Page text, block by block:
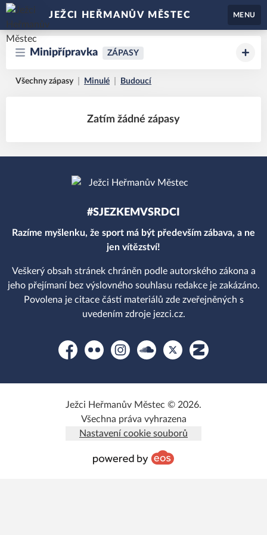
JEŽCI HEŘMANŮV MĚSTEC MENU
Minipřípravka ZÁPASY
Všechny zápasy Minulé Budoucí
Zatím žádné zápasy
#SJEZKEMVSRDCI
Razíme myšlenku, že sport má být především zábava, a ne
jen vítězství!
Veškerý obsah stránek chráněn podle autorského zákona a
jeho přejímaní bez výslovného souhlasu redakce je zakázáno.
Povolena je citace částí materiálů zde zveřejněných s
uvedením zdroje jezci.cz.
FacebookFlickr InstagramSoundcloudPlatform XZonerama
Ježci Heřmanův Městec © 2026.
Všechna práva vyhrazena
Nastavení cookie souborů